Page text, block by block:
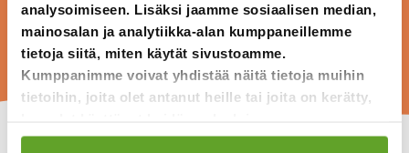
analysoimiseen. Lisäksi jaamme sosiaalisen median,
mainosalan ja analytiikka-alan kumppaneillemme
tietoja siitä, miten käytät sivustoamme.
Kumppanimme voivat yhdistää näitä tietoja muihin
tietoihin, joita olet antanut heille tai joita on kerätty,
Mitä mustikan väri on?